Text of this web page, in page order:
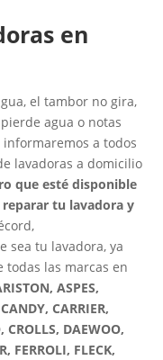
en
el tambor no gira,
agua o notas
informaremos a todos
lavadoras a domicilio
que esté disponible
tu lavadora y
sea tu lavadora, ya
todas las marcas en
ASPES,
CARRIER,
CROLLS, DAEWOO,
FERROLI, FLECK,